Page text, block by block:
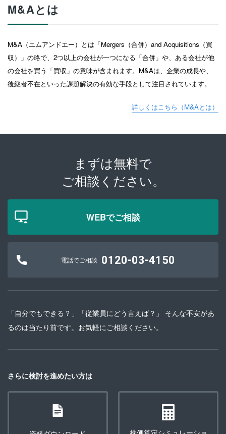
M&Aとは
M&A（エムアンドエー）とは「Mergers（合併）and Acquisitions（買
収）」の略で、2つ以上の会社が一つになる「合併」や、ある会社が他
の会社を買う「買収」の意味が含まれます。M&Aは、企業の成長や、
後継者不在といった課題解決の有効な手段として注目されています。
詳しくはこちら（M&Aとは）
まずは無料で
ご相談ください。
WEBでご相談
電話でご相談 0120-03-4150
「自分でもできる？」「従業員にどう言えば？」 そんな不安があ
るのは当たり前です。お気軽にご相談ください。
さらに検討を進めたい方は